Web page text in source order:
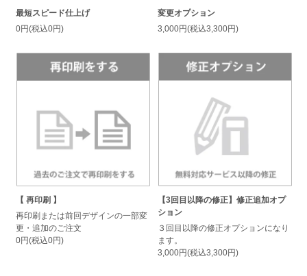
最短スピード仕上げ
0円(税込0円)
変更オプション
3,000円(税込3,300円)
【 再印刷 】
再印刷または前回デザインの一部変
更・追加のご注文
0円(税込0円)
【3回目以降の修正】修正追加オプ
ション
３回目以降の修正オプションになり
ます。
3,000円(税込3,300円)